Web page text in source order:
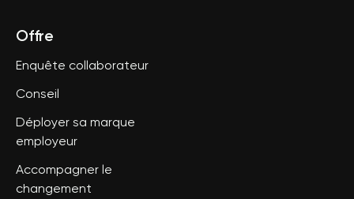
Offre
Enquête collaborateur
Conseil
Déployer sa marque
employeur
Accompagner le
changement